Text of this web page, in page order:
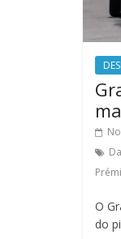
O
do